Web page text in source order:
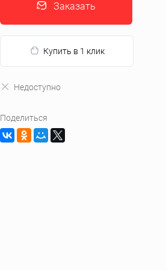
Заказать
Купить в 1 клик
Недоступно
Поделиться